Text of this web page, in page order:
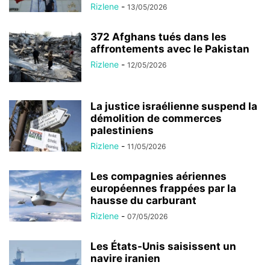
Rizlene - 13/05/2026
372 Afghans tués dans les
affrontements avec le Pakistan
Rizlene - 12/05/2026
La justice israélienne suspend la
démolition de commerces
palestiniens
Rizlene - 11/05/2026
Les compagnies aériennes
européennes frappées par la
hausse du carburant
Rizlene - 07/05/2026
Les États-Unis saisissent un
navire iranien